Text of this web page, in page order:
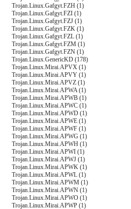
Trojan.Linux.Gafgyt.FZH (1)
Trojan.Linux.Gafgyt.FZI (1)
Trojan.Linux.Gafgyt.FZJ (1)
Trojan.Linux.Gafgyt.FZK (1)
Trojan.Linux.Gafgyt.FZL (1)
Trojan.Linux.Gafgyt.FZM (1)
Trojan.Linux.Gafgyt.FZN (1)
Trojan.Linux.GenericKD (178)
Trojan.Linux.Mirai.APVX (1)
Trojan.Linux.Mirai.APVY (1)
Trojan.Linux.Mirai.APVZ (1)
Trojan.Linux.Mirai.APWA (1)
Trojan.Linux.Mirai.APWB (1)
Trojan.Linux.Mirai.APWC (1)
Trojan.Linux.Mirai.APWD (1)
Trojan.Linux.Mirai.APWE (1)
Trojan.Linux.Mirai.APWF (1)
Trojan.Linux.Mirai.APWG (1)
Trojan.Linux.Mirai.APWH (1)
Trojan.Linux.Mirai.APWI (1)
Trojan.Linux.Mirai.APWJ (1)
Trojan.Linux.Mirai.APWK (1)
Trojan.Linux.Mirai.APWL (1)
Trojan.Linux.Mirai.APWM (1)
Trojan.Linux.Mirai.APWN (1)
Trojan.Linux.Mirai.APWO (1)
Trojan.Linux.Mirai.APWP (1)